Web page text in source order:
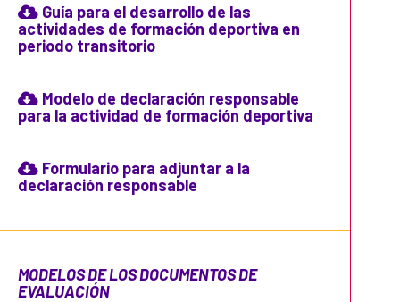
Guía para el desarrollo de las
actividades de formación deportiva en
periodo transitorio
Modelo de declaración responsable
para la actividad de formación deportiva
Formulario para adjuntar a la
declaración responsable
MODELOS DE LOS DOCUMENTOS DE
EVALUACIÓN